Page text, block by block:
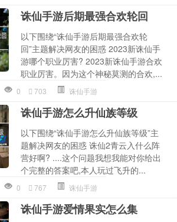
诛仙手游后期最强合欢轮回
以下围绕“诛仙手游后期最强合欢轮
回”主题解决网友的困惑 2023新诛仙手
游哪个职业厉害? 2023新诛仙手游合欢
职业厉害。因为这个神秘莫测的合欢,...
0 703 诛仙手游
诛仙手游怎么升仙族等级
以下围绕“诛仙手游怎么升仙族等级”主
题解决网友的困惑 诛仙2青云入什么阵
营好啊? ....这个问题我想我能对你给出
个完整的答案吧,本人玩过飞升的...
0 767 诛仙手游
诛仙手游爱情果实怎么集